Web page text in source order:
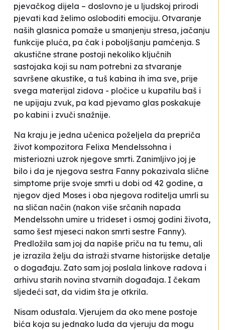
pjevačkog dijela – doslovno je u ljudskoj prirodi
pjevati kad želimo osloboditi emociju. Otvaranje
naših glasnica pomaže u smanjenju stresa, jačanju
funkcije pluća, pa čak i poboljšanju pamćenja. S
akustične strane postoji nekoliko ključnih
sastojaka koji su nam potrebni za stvaranje
savršene akustike, a tuš kabina ih ima sve, prije
svega materijal zidova - pločice u kupatilu baš i
ne upijaju zvuk, pa kad pjevamo glas poskakuje
po kabini i zvuči snažnije.
Na kraju je jedna učenica poželjela da prepriča
život kompozitora Felixa Mendelssohna i
misteriozni uzrok njegove smrti. Zanimljivo joj je
bilo i da je njegova sestra Fanny pokazivala slične
simptome prije svoje smrti u dobi od 42 godine, a
njegov djed Moses i oba njegova roditelja umrli su
na sličan način (nakon više srčanih napada
Mendelssohn umire u trideset i osmoj godini života,
samo šest mjeseci nakon smrti sestre Fanny).
Predložila sam joj da napiše priču na tu temu, ali
je izrazila želju da istraži stvarne historijske detalje
o događaju. Zato sam joj poslala linkove radova i
arhivu starih novina stvarnih događaja. I čekam
sljedeći sat, da vidim šta je otkrila.
Nisam odustala. Vjerujem da oko mene postoje
bića koja su jednako luda da vjeruju da mogu